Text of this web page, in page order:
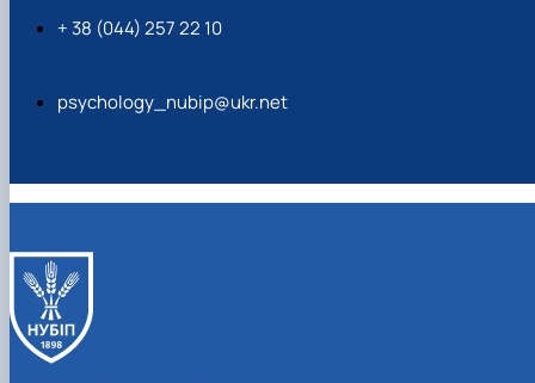
+ 38 (044) 257 22 10
psychology_nubip@ukr.net